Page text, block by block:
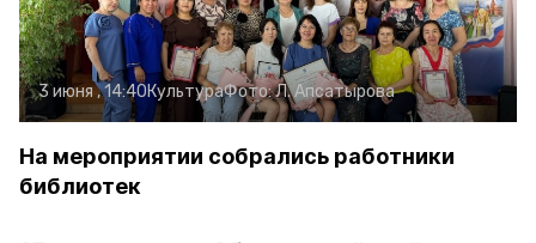
3 июня , 14:40КультураФото:Л. Апсатырова
На мероприятии собрались работники
библиотек